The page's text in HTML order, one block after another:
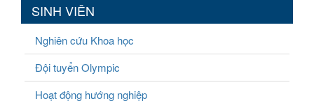
SINH VIÊN
Nghiên cứu Khoa học
Đội tuyển Olympic
Hoạt động hướng nghiệp